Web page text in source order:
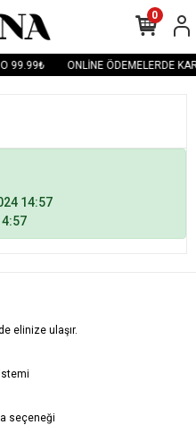
99.99₺ ONLİNE ÖDEMELERDE
0
14:57
elinize ulaşır.
seçeneği